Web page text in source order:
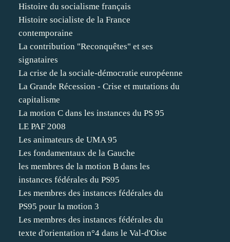
Histoire du socialisme français
Histoire socialiste de la France
contemporaine
La contribution "Reconquêtes" et ses
signataires
La crise de la sociale-démocratie européenne
La Grande Récession - Crise et mutations du
capitalisme
La motion C dans les instances du PS 95
LE PAF 2008
Les animateurs de UMA 95
Les fondamentaux de la Gauche
les membres de la motion B dans les
instances fédérales du PS95
Les membres des instances fédérales du
PS95 pour la motion 3
Les membres des instances fédérales du
texte d'orientation n°4 dans le Val-d'Oise